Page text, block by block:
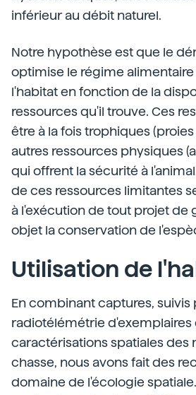
inférieur au débit naturel.
Notre hypothèse est que le
optimise le régime
l'habitat en fonction de la
ressources qu'il trouve. Ces
être à la fois trophiques
autres ressources physiques
qui offrent la sécurité à
de ces ressources limitantes
à l'exécution de tout projet de
objet la conservation de
Utilisation de
En combinant captures, suivis
radiotélémétrie d'exemplaires
caractérisations spatiales des
chasse, nous avons fait des
domaine de l'écologie